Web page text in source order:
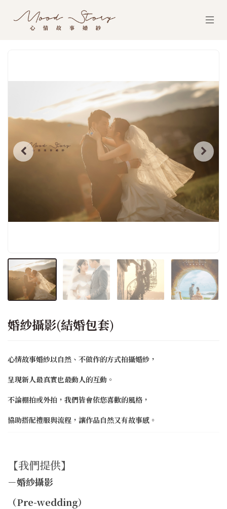
婚紗攝影(結婚包套)
心情故事婚紗以自然、不做作的方式拍攝婚紗，
呈現新人最真實也最動人的互動。
不論棚拍或外拍，我們皆會依您喜歡的風格，
協助搭配禮服與流程，讓作品自然又有故事感。
【我們提供】
－婚紗攝影
（Pre-wedding）